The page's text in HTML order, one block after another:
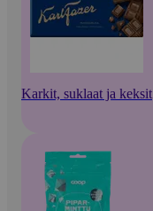
Karkit, suklaat ja keksit